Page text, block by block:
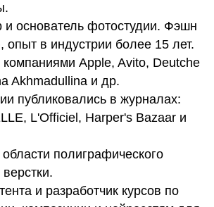
основатель фотостудии. Фэшн
опыт в индустрии более 15 лет.
компаниями Apple, Avito, Deutche
Akhmadullina и др.
публиковались в журналах:
L'Officiel, Harper's Bazaar и
полиграфического
и разработчик курсов по